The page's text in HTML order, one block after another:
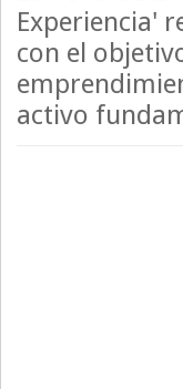
Experiencia'
con el
activo